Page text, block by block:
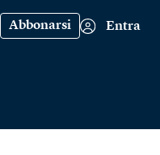
Abbonarsi Entra